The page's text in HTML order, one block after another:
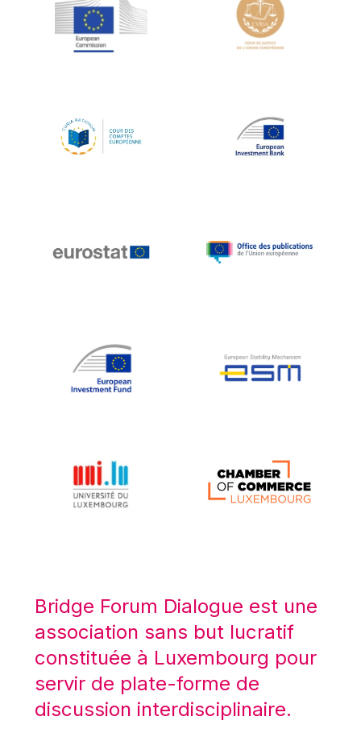
Jean-Louis Schiltz
Jean-Victor Louis
Johnny Åkerholm
Katharien L.C. Hunt
Klaus-Heiner Lehne
Koen LENAERTS
Lars Heikensten
Lucas Papademos
Máire Geoghegan-Quinn
Mario Centeno
Mario Monti
Maroš ŠEFČOVIČ
Martin Bailey
Martine Reicherts
Bridge Forum Dialogue est une
association sans but lucratif
constituée à Luxembourg pour
servir de plate-forme de
discussion interdisciplinaire.